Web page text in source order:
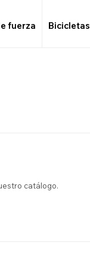
fuerza Bicicletas
catálogo.